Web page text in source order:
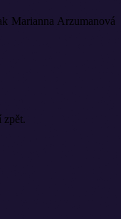
Marianna Arzumanová
zpět.